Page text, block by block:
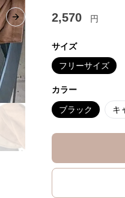
Next slide2,570 円
サイズ
フリーサイズ
カラー
ブラック キ